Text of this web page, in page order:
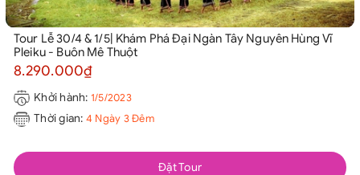
Tour Lễ 30/4 & 1/5| Khám Phá Đại Ngàn Tây Nguyên Hùng Vĩ
Pleiku - Buôn Mê Thuột
8.290.000₫
Khởi hành: 1/5/2023
Thời gian: 4 Ngày 3 Đêm
Đặt Tour